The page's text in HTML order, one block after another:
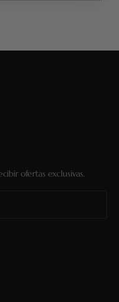
ofertas exclusivas.